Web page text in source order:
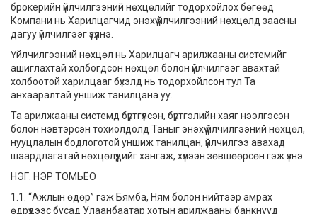
брокерийн үйлчилгээний нөхцөлийг тодорхойлох бөгөөд
Компани нь Харилцагчид энэхүү үйлчилгээний нөхцөлд заасны
дагуу үйлчилгээг үзүүлнэ.
Үйлчилгээний нөхцөл нь Харилцагч арилжааны системийг
ашиглахтай холбогдсон нөхцөл болон үйлчилгээг авахтай
холбоотой харилцааг бүхэлд нь тодорхойлсон тул Та
анхааралтай уншиж танилцана уу.
Та арилжааны системд бүртгүүлсэн, бүртгэлийн хаяг нээлгэсэн
болон нэвтэрсэн тохиолдолд Таныг энэхүү үйлчилгээний нөхцөл,
нууцлалын бодлоготой уншиж танилцан, үйлчилгээ авахад
шаардлагатай нөхцөлүүдийг хангаж, хүлээн зөвшөөрсөн гэж үзнэ.
НЭГ. НЭР ТОМЬЁО
1.1. “Ажлын өдөр” гэж Бямба, Ням болон нийтээр амрах
өдрүүдээс бусад Улаанбаатар хотын арилжааны банкнууд